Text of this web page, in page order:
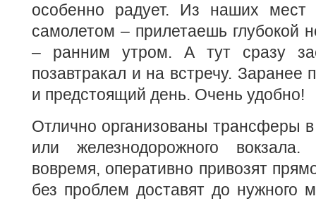
особенно радует. Из наших мест
самолетом – прилетаешь глубокой
– ранним утром. А тут сразу
позавтракал и на встречу. Заранее
и предстоящий день. Очень удобно!
Отлично организованы трансферы в
или железнодорожного вокзала.
вовремя, оперативно привозят
без проблем доставят до нужного